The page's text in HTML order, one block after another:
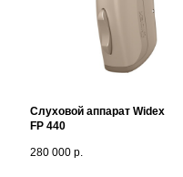
Слуховой аппарат Widex
FP 440
280 000 р.